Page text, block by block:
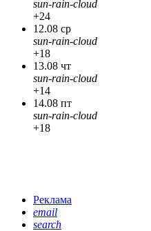
sun-rain-cloud
+24
12.08 ср
sun-rain-cloud
+18
13.08 чт
sun-rain-cloud
+14
14.08 пт
sun-rain-cloud
+18
Реклама
email
search